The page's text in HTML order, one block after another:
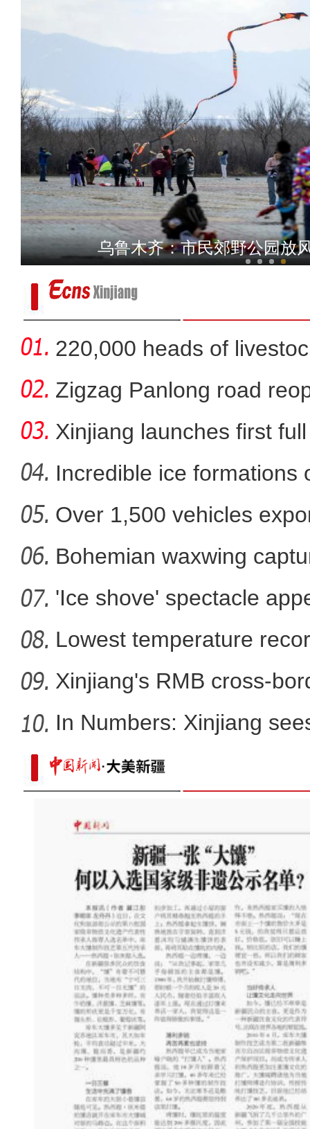
新疆温宿：环城坎坡生态修
乌鲁木齐：市民郊野公园放
220,000 heads of
betwee
Zigzag Panlong road
Xinjiang launches first
Incredible ice formations
Over 1,500 vehicles
Bohemian waxwing
'Ice shove' spectacle
Lowest temperature
Xinjiang's RMB cross-
In Numbers: Xinjiang